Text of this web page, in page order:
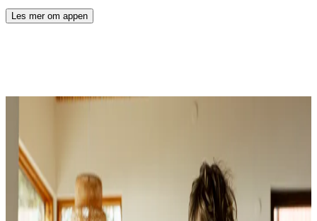
Les mer om appen
ved å åpne